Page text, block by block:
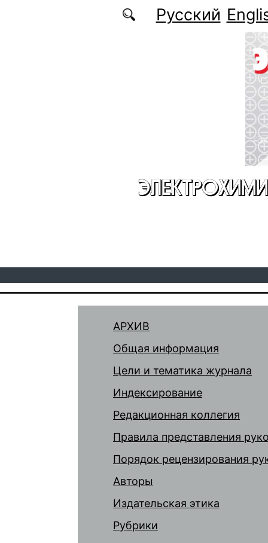
Перейти к основному содержаниюРусский
АРХИВ
Общая информация
Цели и тематика журнала
Индексирование
Редакционная коллегия
Правила представления
Порядок рецензирования
Авторы
Издательская этика
Рубрики